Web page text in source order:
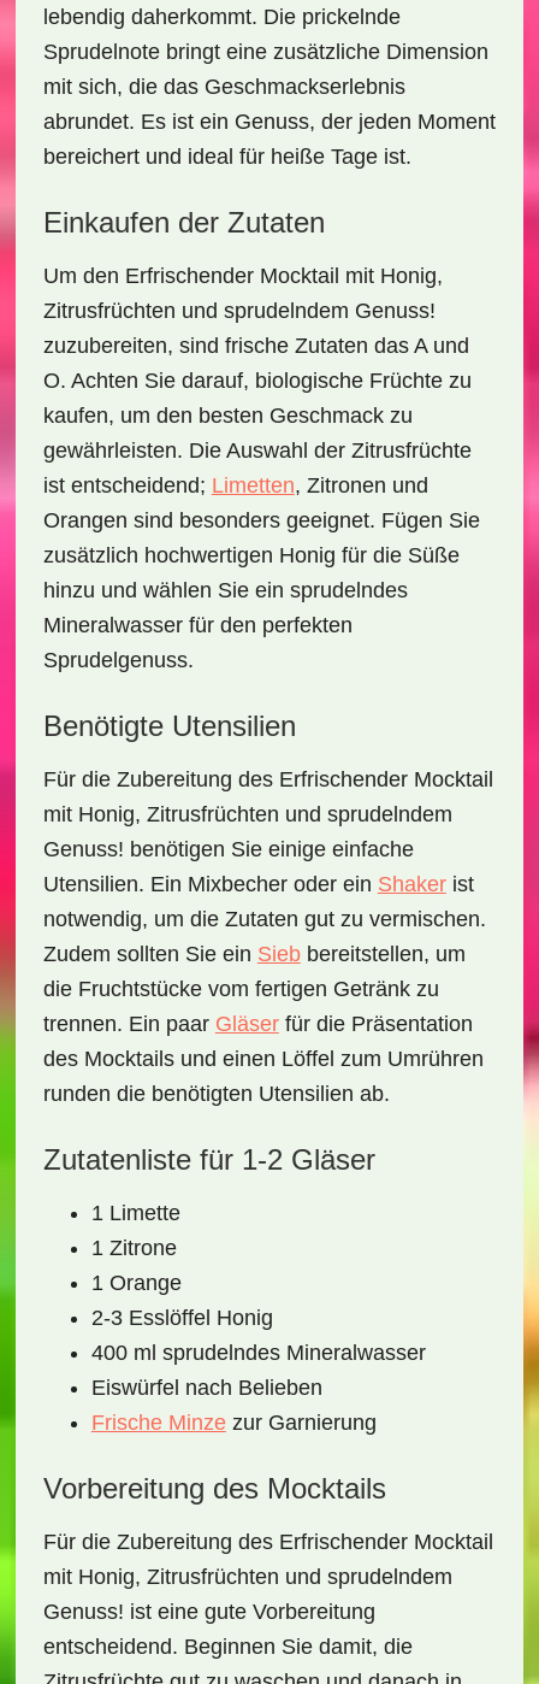
lebendig daherkommt. Die prickelnde
Sprudelnote bringt eine zusätzliche Dimension
mit sich, die das Geschmackserlebnis
abrundet. Es ist ein Genuss, der jeden Moment
bereichert und ideal für heiße Tage ist.
Einkaufen der Zutaten
Um den Erfrischender Mocktail mit Honig,
Zitrusfrüchten und sprudelndem Genuss!
zuzubereiten, sind frische Zutaten das A und
O. Achten Sie darauf, biologische Früchtezu
kaufen, um den besten Geschmack zu
gewährleisten. Die Auswahl der Zitrusfrüchte
ist entscheidend; Limetten, Zitronen und
Orangen sind besonders geeignet. Fügen Sie
zusätzlich hochwertigen Honig für die Süße
hinzu und wählen Sie ein sprudelndes
Mineralwasser für den perfekten
Sprudelgenuss.
Benötigte Utensilien
Für die Zubereitung des Erfrischender Mocktail
mit Honig, Zitrusfrüchten und sprudelndem
Genuss! benötigen Sie einige einfache
Utensilien. Ein Mixbecheroder ein Shakerist
notwendig, um die Zutaten gut zu vermischen.
Zudem sollten Sie ein Siebbereitstellen, um
die Fruchtstücke vom fertigen Getränk zu
trennen. Ein paar Gläserfür die Präsentation
des Mocktails und einen Löffel zum Umrühren
runden die benötigten Utensilien ab.
Zutatenliste für 1-2 Gläser
1 Limette
1 Zitrone
1 Orange
2-3 Esslöffel Honig
400 ml sprudelndes Mineralwasser
Eiswürfel nach Belieben
Frische Minzezur Garnierung
Vorbereitung des Mocktails
Für die Zubereitung des Erfrischender Mocktail
mit Honig, Zitrusfrüchten und sprudelndem
Genuss! ist eine gute Vorbereitung
entscheidend. Beginnen Sie damit, die